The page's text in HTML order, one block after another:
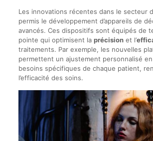
Les innovations récentes dans le secteur
permis le développement d’appareils de
avancés. Ces dispositifs sont équipés de
pointe qui optimisent la précisionet l’
traitements. Par exemple, les nouvelles
permettent un ajustement personnalisé
besoins spécifiques de chaque patient,
l’efficacité des soins.